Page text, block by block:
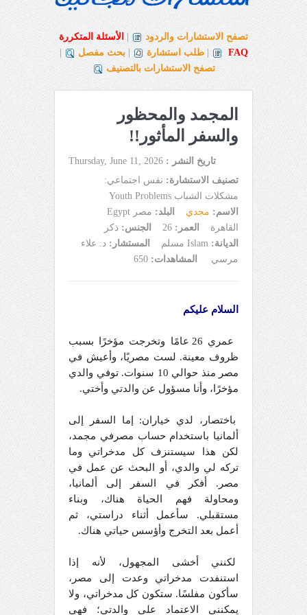
تصفح الاستشارات والردود
الأسئلة المتكررة
FAQ
طلب استشارة بحث مفصل
تصفح الاستشارات بالتصنيف
المجمد والمحظور
والسفر المأثور!!
تاريخ النشر : Thursday, June 11, 2026
تصنيف الاستشارة: نفس اجتماعي:
مشكلات الشباب Youth Problems
الاسم: مجدي البلد:
مصر Egypt
القاهرة
العمر: 26 الجنس: ذكر
الديانة: Islam مسلم المستشار: د. علاء
مرسي
المشاهدات: 650
السلام عليكم
عمري 26 عامًا وتخرجت مؤخرًا بسبب
ظروف معينة. لست مصريًا، وأعيش في
مصر منذ حوالي 10 سنوات. توفي والدي
مؤخرًا، وأنا مسؤول عن والدتي وأختي.
باختصار، لدي خياران: إما السفر إلى
ألمانيا باستخدام حساب مصرفي مجمد،
لكن هذا سيستنزف كل مدخراتي وما
تركه لي والدي، أو البحث عن عمل في
مصر. أفكر في السفر إلى ألمانيا،
ومحاولة فهم الحياة هناك، وبناء
مستقبلي. سأعمل أثناء دراستي، ثم
أعمل بعد التخرج وأؤسس حياتي هناك.
لكنني أخشى المجهول، لأنه إذا
استنفدت مدخراتي وعدت إلى مصر،
سأكون مفلسًا. ستكون كل مدخراتي، ولا
يمكنني الاعتماد على والدتي؛ فهي